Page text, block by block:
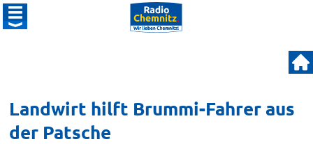
Landwirt hilft Brummi-Fahrer aus
der Patsche